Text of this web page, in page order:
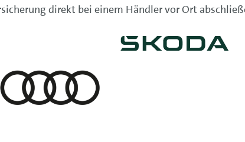
direkt bei einem Händler vor Ort